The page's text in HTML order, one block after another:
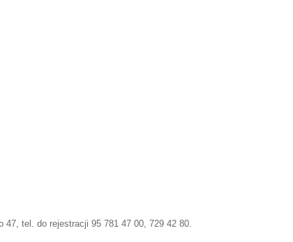
tel. do rejestracji 95 781 47 00, 729 42 80.